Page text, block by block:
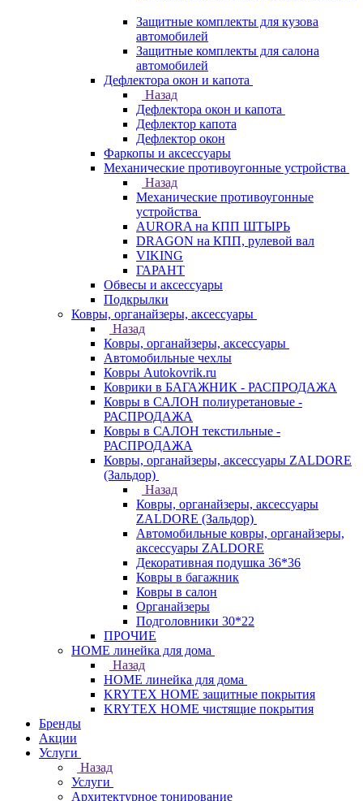
Защитные комплекты для кузова
автомобилей
Защитные комплекты для салона
автомобилей
Дефлектора окон и капота
Назад
Дефлектора окон и капота
Дефлектор капота
Дефлектор окон
Фаркопы и аксессуары
Механические противоугонные устройства
Назад
Механические противоугонные
устройства
AURORA на КПП ШТЫРЬ
DRAGON на КПП, рулевой вал
VIKING
ГАРАНТ
Обвесы и аксессуары
Подкрылки
Ковры, органайзеры, аксессуары
Назад
Ковры, органайзеры, аксессуары
Автомобильные чехлы
Ковры Autokovrik.ru
Коврики в БАГАЖНИК - РАСПРОДАЖА
Ковры в САЛОН полиуретановые -
РАСПРОДАЖА
Ковры в САЛОН текстильные -
РАСПРОДАЖА
Ковры, органайзеры, аксессуары ZALDORE
(Зальдор)
Назад
Ковры, органайзеры, аксессуары
ZALDORE (Зальдор)
Автомобильные ковры, органайзеры,
аксессуары ZALDORE
Декоративная подушка 36*36
Ковры в багажник
Ковры в салон
Органайзеры
Подголовники 30*22
ПРОЧИЕ
HOME линейка для дома
Назад
HOME линейка для дома
KRYTEX HOME защитные покрытия
KRYTEX HOME чистящие покрытия
Бренды
Акции
Услуги
Назад
Услуги
Архитектурное тонирование